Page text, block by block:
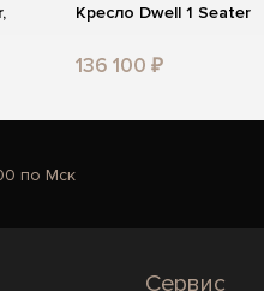
Кресло Dwell 1 Seater
136 100 ₽
по Мск
Сервис